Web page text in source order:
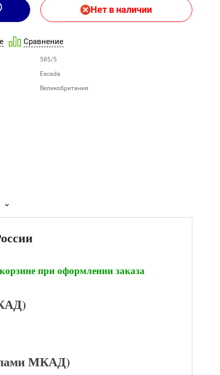
Нет в наличии
Сравнение
585/5
Escada
Великобритания
при оформлении заказа
МКАД)